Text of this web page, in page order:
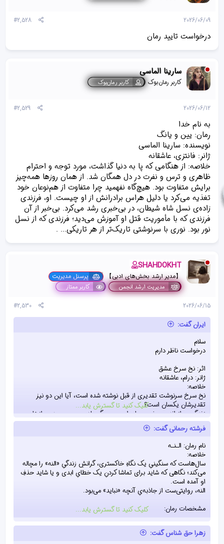
2026/06/09
#2,528
درخواست تایید رمان
سارینا الماسی
کاربر رمان‌بوک کاربر رمان‌بوک
2026/06/12
#2,529
به نام خدا
رمان: یین و یانگ
نویسنده: سارینا الماسی
ژانر: فانتزی، عاشقانه
خلاصه: از هنگامی که پا به دنیا گذاشت، مورد توجه و احترام
ظاهری و ترس و نفرت در دل همگان شد. از همان روزها همه‌چیز
برایش متفاوت بود. هیچ‌گاه نفهمید چرا متفاوت از هم‌نوعان خود
تغذیه می‌کرد یا دلیل هراس برادرانش از او چیست. او، فرزندی
زاده‌ی نسل شاه شیطان، در بی‌خبری رشد می‌کرد. بی‌خبر از آن
فرزندی که با مأموریت قتل او آموزش می‌دید؛ فرزندی که از نسل
نور بود. نوری با سرنوشتی تاریک‌تر از هر تاریکی... .
SHAHDOKHT
【مدیر ارشد بخش‌های ادبی】 پرسنل مدیریت
مدیریت ارشد انجمن کاربر ممتاز
2026/06/15
#2,530
ایران گفت:
سلام
درخواست ناظر دارم
اثر: نخ سرخ عشق
ژانر: درام، عاشقانه
خلاصه:
نخ سرخ سرنوشت تقدیری از قبل نوشته شده است، آیا این دو نیز
تقدیرشان یکسان‌ است؟
زندگی پر از اندوه و غم مهمان اوست، مرگ مادر، بی‌مهری پدر، رازهایی
که برملا نشده است، او خواهد فهمید!
چه خواهد شد؟
به کدامین سمت کشیده خواهد شد؟
کلیک کنید تا گسترش یابد...
فرشته رحمانی گفت:
نام رمان: الـنـه
خلاصه:
سال‌هاست که سنگینیِ یک نگاهِ خاکستری، گرانشِ زندگیِ «النه» را مچاله
می‌کند؛ نگاهی که شاید برای تماشا کردنِ یک خطایِ ابدی و یا شاید حذفِ
او آمده است.
النه، روایتی‌ست از جاذبه‌یِ آنچه «نباید» می‌بود.
مشخصات رمان:
ژانر: دارک‌فانتزی/ معمایی / ماورایی
کلیک کنید تا گسترش یابد...
زهرا حق شناس گفت: